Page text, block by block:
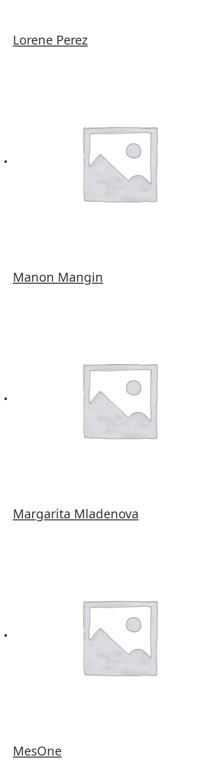
Lorene Perez
Manon Mangin
Margarita Mladenova
MesOne